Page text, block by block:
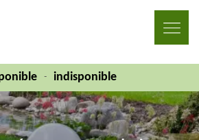
- indisponible